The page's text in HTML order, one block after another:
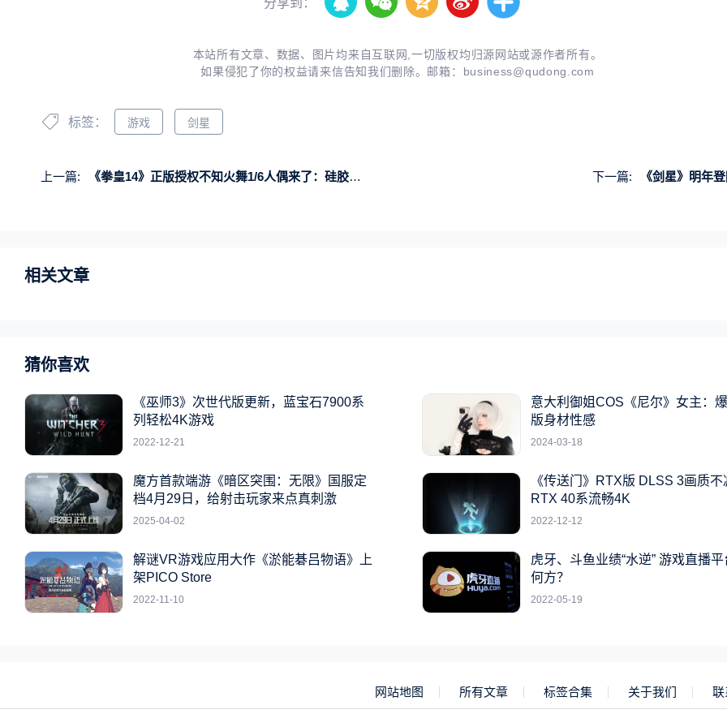
分享到：
本站所有文章、数据、图片均来自互联网,一切版权均归源网站或源作者所有。
如果侵犯了你的权益请来信告知我们删除。邮箱： business@qudong.com
标签： 游戏 剑星
上一篇: 《拳皇14》正版授权不知火舞1/6人偶来了：硅胶素体 妆造美艳无比 下一篇: 《剑星》明年
相关文章
猜你喜欢
《巫师3》次世代版更新，蓝宝石7900系
列轻松4K游戏
2022-12-21
意大利御姐COS《尼尔》女主：
版身材性感
2024-03-18
魔方首款端游《暗区突围：无限》国服定
档4月29日，给射击玩家来点真刺激
2025-04-02
《传送门》RTX版 DLSS 3画质不
RTX 40系流畅4K
2022-12-12
解谜VR游戏应用大作《淤能碁吕物语》上
架PICO Store
2022-11-10
虎牙、斗鱼业绩“水逆” 游戏直播
何方？
2022-05-19
网站地图 所有文章 标签合集 关于我们 联